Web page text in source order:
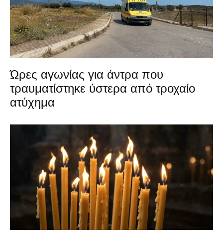
Ώρες αγωνίας για άντρα που
τραυματίστηκε ύστερα από τροχαίο
ατύχημα